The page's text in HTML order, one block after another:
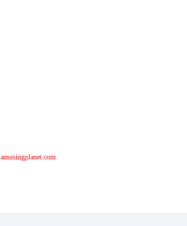
amusingplanet.com